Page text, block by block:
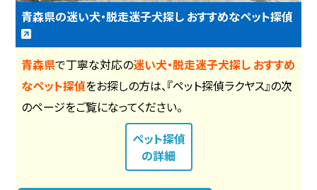
青森県の迷い犬・脱走迷子犬探し おすすめなペット探偵
青森県で丁寧な対応の迷い犬・脱走迷子犬探し おすすめ
なペット探偵をお探しの方は、『ペット探偵ラクヤス』の次
のページをご覧になってください。
ペット探偵
の詳細